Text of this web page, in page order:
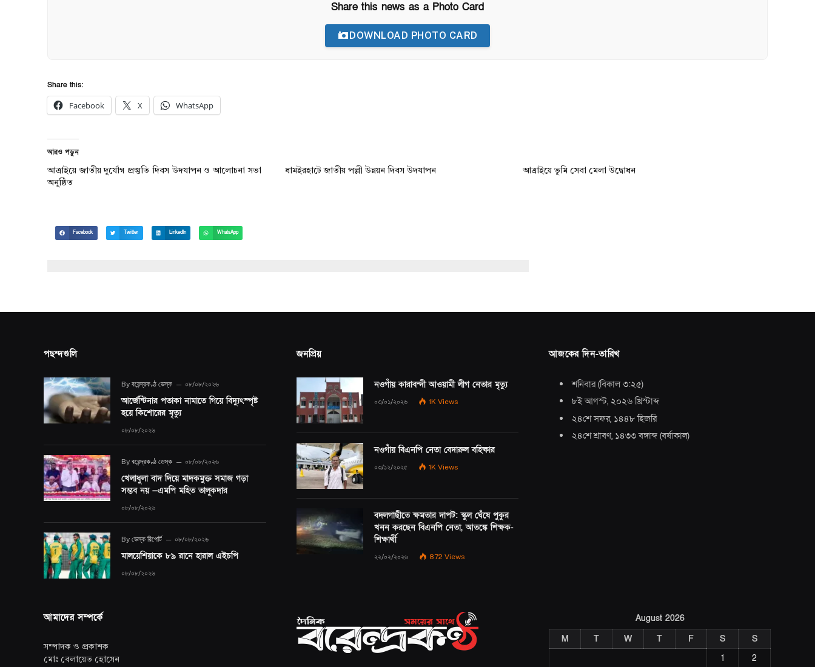
Share this news as a Photo Card
DOWNLOAD PHOTO CARD
Share this:
Facebook X WhatsApp
আরও পড়ুন
আত্রাইয়ে জাতীয় দুর্যোগ প্রস্তুতি দিবস উদযাপন ও আলোচনা সভা
অনুষ্ঠিত
ধামইরহাটে জাতীয় পল্লী উন্নয়ন দিবস উদযাপন আত্রাইয়ে ভূমি সেবা মেলা উদ্বোধন
Facebook Twitter LinkedIn WhatsApp
পছন্দগুলি
By বরেন্দ্রকণ্ঠ ডেস্ক ০৮/০৮/২০২৬
আর্জেন্টিনার পতাকা নামাতে গিয়ে বিদ্যুৎস্পৃষ্ট
হয়ে কিশোরের মৃত্যু
০৮/০৮/২০২৬
By বরেন্দ্রকণ্ঠ ডেস্ক ০৮/০৮/২০২৬
খেলাধুলা বাদ দিয়ে মাদকমুক্ত সমাজ গড়া
সম্ভব নয় —এমপি মহিত তালুকদার
০৮/০৮/২০২৬
By ডেস্ক রিপোর্ট ০৮/০৮/২০২৬
মালয়েশিয়াকে ৮৯ রানে হারাল এইচপি
০৮/০৮/২০২৬
জনপ্রিয়
নওগাঁয় কারাবন্দী আওয়ামী লীগ নেতার মৃত্যু
০৩/০১/২০২৬ 1K Views
নওগাঁয় বিএনপি নেতা বেদারুল বহিষ্কার
০৩/১২/২০২৫ 1K Views
বদলগাছীতে ক্ষমতার দাপট: স্কুল ঘেঁষে পুকুর
খনন করছেন বিএনপি নেতা, আতঙ্কে শিক্ষক-
শিক্ষার্থী
২২/০২/২০২৬ 872 Views
আজকের দিন-তারিখ
শনিবার(বিকাল ৩:২৫)
৮ই আগস্ট, ২০২৬ খ্রিস্টাব্দ
২৪শে সফর, ১৪৪৮ হিজরি
২৪শে শ্রাবণ, ১৪৩৩ বঙ্গাব্দ (বর্ষাকাল)
আমাদের সম্পর্কে
সম্পাদক ও প্রকাশক
মোঃ বেলায়েত হোসেন
August 2026
M
T W T F S
S
1
2